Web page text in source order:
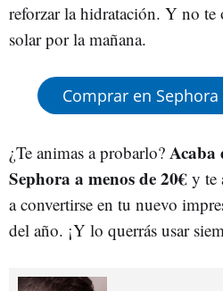
reforzar la hidratación. Y no
solar por la mañana.
Comprar en Sephora
¿Te animas a probarlo? Acaba
Sephora a menos de 20€ y te
a convertirse en tu nuevo
del año. ¡Y lo querrás usar